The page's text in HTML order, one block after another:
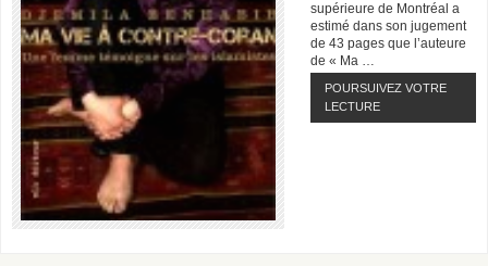
supérieure de Montréal a
estimé dans son jugement
de 43 pages que l’auteure
de « Ma …
POURSUIVEZ VOTRE
LECTURE